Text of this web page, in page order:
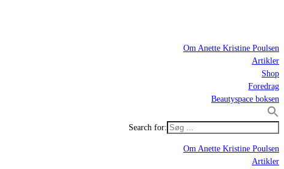
Om Anette Kristine Poulsen
Artikler
Shop
Foredrag
Beautyspace boksen
Search for:
Om Anette Kristine Poulsen
Artikler